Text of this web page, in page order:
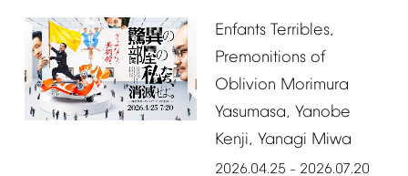
Enfants Terribles,
Premonitions of
Oblivion Morimura
Yasumasa, Yanobe
Kenji, Yanagi Miwa
2026.04.25 – 2026.07.20